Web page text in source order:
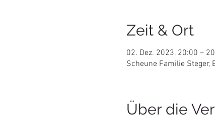
Zeit & Ort
02. Dez. 2023, 20:00 –
Scheune Familie Steger,
Über die